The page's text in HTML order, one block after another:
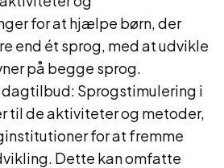
for at hjælpe børn, der
end ét sprog, med at udvikle
på begge sprog.
Sprogstimulering i
til de aktiviteter og metoder,
for at fremme
Dette kan omfatte